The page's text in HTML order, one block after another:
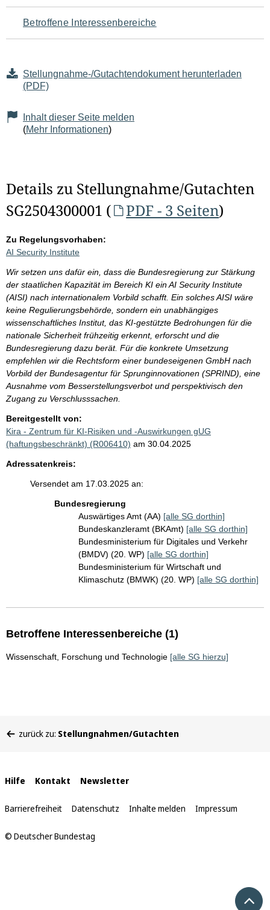
für
den
Seiteninhalt
Betroffene Interessenbereiche
Stellungnahme-/Gutachtendokument herunterladen
(PDF)
Inhalt dieser Seite melden
(Mehr Informationen)
Details zu Stellungnahme/Gutachten
SG2504300001 (
PDF - 3 Seiten)
Zu Regelungsvorhaben:
AI Security Institute
Wir setzen uns dafür ein, dass die Bundesregierung zur Stärkung
der staatlichen Kapazität im Bereich KI ein AI Security Institute
(AISI) nach internationalem Vorbild schafft. Ein solches AISI wäre
keine Regulierungsbehörde, sondern ein unabhängiges
wissenschaftliches Institut, das KI-gestützte Bedrohungen für die
nationale Sicherheit frühzeitig erkennt, erforscht und die
Bundesregierung dazu berät. Für die konkrete Umsetzung
empfehlen wir die Rechtsform einer bundeseigenen GmbH nach
Vorbild der Bundesagentur für Sprunginnovationen (SPRIND), eine
Ausnahme vom Besserstellungsverbot und perspektivisch den
Zugang zu Verschlusssachen.
Bereitgestellt von:
Kira - Zentrum für KI-Risiken und -Auswirkungen gUG
(haftungsbeschränkt) (R006410) am 30.04.2025
Adressatenkreis:
Versendet am 17.03.2025 an:
Bundesregierung
Auswärtiges Amt (AA) [alle SG dorthin]
Bundeskanzleramt (BKAmt) [alle SG dorthin]
Bundesministerium für Digitales und Verkehr
(BMDV) (20. WP) [alle SG dorthin]
Bundesministerium für Wirtschaft und
Klimaschutz (BMWK) (20. WP) [alle SG dorthin]
Betroffene Interessenbereiche (1)
Wissenschaft, Forschung und Technologie [alle SG hierzu]
befinden
zurück zu: Stellungnahmen/Gutachten
Interne
Links
Hilfe Kontakt Newsletter
Barrierefreiheit Datenschutz Inhalte melden Impressum
© Deutscher Bundestag